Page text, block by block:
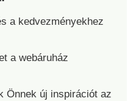
a kedvezményekhez
a webáruház
Önnek új inspirációt az